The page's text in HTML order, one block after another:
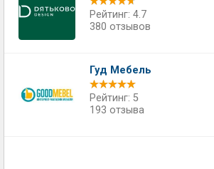
Рейтинг: 4.7
380 отзывов
Гуд Мебель
Рейтинг: 5
193 отзыва